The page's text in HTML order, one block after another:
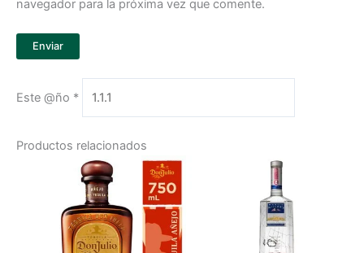
navegador para la próxima vez que comente.
Este @ño *
Productos relacionados